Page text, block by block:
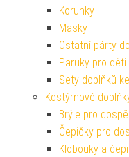
Korunky
Masky
Ostatní párty
Paruky pro děti
Sety doplňků
Kostýmové
Brýle pro
Čepičky pro
Klobouky a